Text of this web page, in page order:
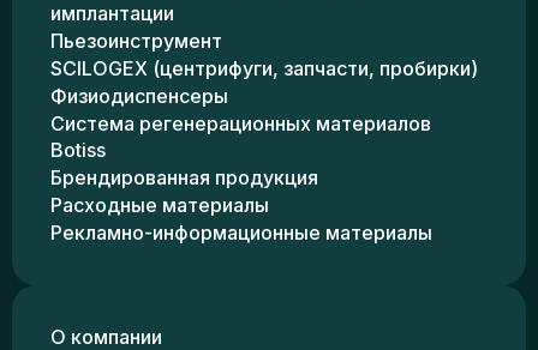
имплантации
Пьезоинструмент
SCILOGEX (центрифуги, запчасти, пробирки)
Физиодиспенсеры
Система регенерационных материалов
Botiss
Брендированная продукция
Расходные материалы
Рекламно-информационные материалы
О компании